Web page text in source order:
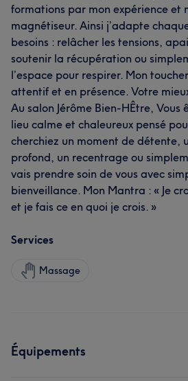
formations par mon expérience et
magnétiseur. Ainsi j’adapte
besoins : relâcher les tensions,
soutenir la récupération ou
l’espace pour respirer. Mon
attentif et en présence. Votre
Au salon Jérôme Bien-HÊtre, Vous
lieu calme et chaleureux pensé
cherchiez un moment de détente,
profond, un recentrage ou
vais prendre soin de vous avec
bienveillance. Mon Mantra : « Je
et je fais ce en quoi je crois. »
Services
Massage
Équipements